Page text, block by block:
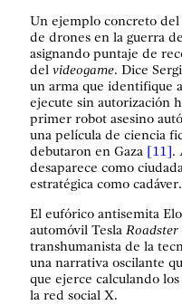
Un ejemplo concreto del
de drones en la guerra
asignando puntaje de
del videogame. Dice
un arma que identifique
ejecute sin autorización
primer robot asesino
una película de ciencia
debutaron en Gaza [11].
desaparece como
estratégica como cadáver.
El eufórico antisemita
automóvil Tesla Roadster
transhumanista de la
una narrativa oscilante
que ejerce calculando
la red social X.